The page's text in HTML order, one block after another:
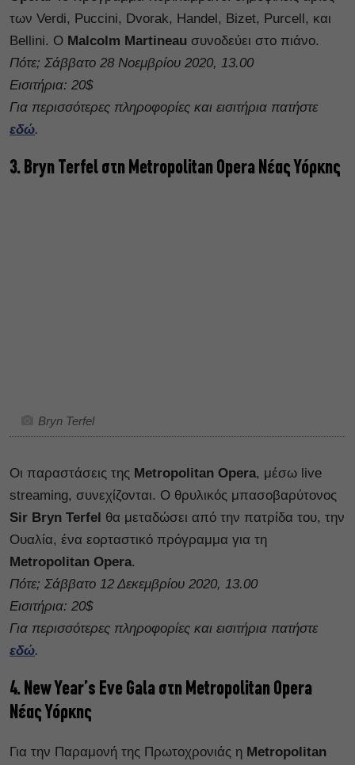
των Verdi, Puccini, Dvorak, Handel, Bizet, Purcell, και
Bellini. Ο Malcolm Martineau συνοδεύει στο πιάνο.
Πότε; Σάββατο 28 Νοεμβρίου 2020, 13.00
Εισιτήρια: 20$
Για περισσότερες πληροφορίες και εισιτήρια πατήστε
εδώ.
3. Bryn Terfel στη Metropolitan Opera Νέας Υόρκης
Bryn Terfel
Οι παραστάσεις της Metropolitan Opera, μέσω live
streaming, συνεχίζονται. Ο θρυλικός μπασοβαρύτονος
Sir Bryn Terfel θα μεταδώσει από την πατρίδα του, την
Ουαλία, ένα εορταστικό πρόγραμμα για τη
Metropolitan Opera.
Πότε; Σάββατο 12 Δεκεμβρίου 2020, 13.00
Εισιτήρια: 20$
Για περισσότερες πληροφορίες και εισιτήρια πατήστε
εδώ.
4. New Year’s Eve Gala στη Metropolitan Opera
Νέας Υόρκης
Για την Παραμονή της Πρωτοχρονιάς η Metropolitan